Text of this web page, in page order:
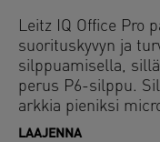
Leitz IQ Office Pro
suorituskyvyn ja
silppuamisella,
perus P6-silppu.
arkkia pieniksi
silppusäiliöön.
LAAJENNA